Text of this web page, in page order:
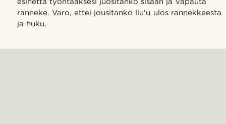
ranneke. Varo, ettei jousitanko liu'u ulos rannekkeesta
ja huku.